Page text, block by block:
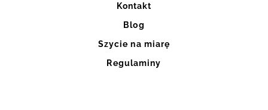
Kontakt
Blog
Szycie na miarę
Regulaminy